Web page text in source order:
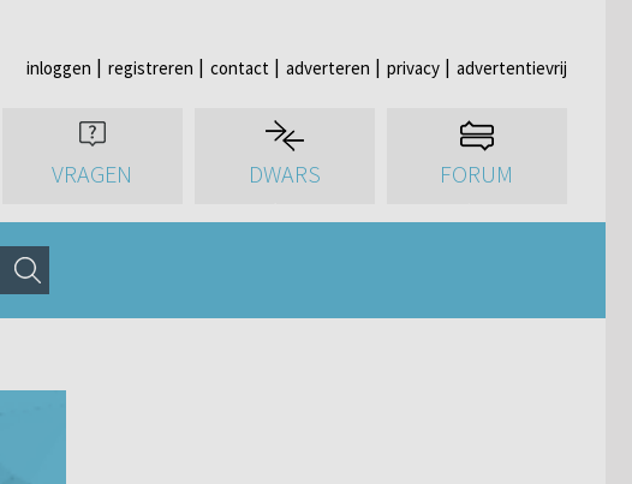
inloggen registreren contact adverteren privacy advertentievrij
VRAGEN DWARS FORUM